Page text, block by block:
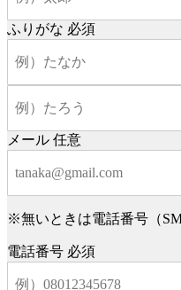
ふりがな 必須
メール 任意
※無いときは電話番号（
電話番号 必須